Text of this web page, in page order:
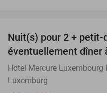
Nuit(s) pour 2 + petit-
éventuellement dîner
Hotel Mercure Luxembourg
Luxemburg